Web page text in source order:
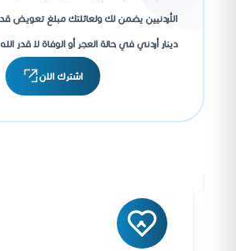
دينار أردني في حالة العجر أو الوفاة لا قدر الله
اشترك الان